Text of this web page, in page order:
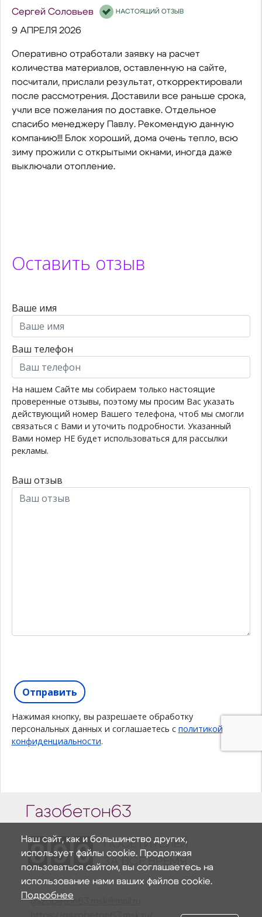
Сергей Соловьев НАСТОЯЩИЙ ОТЗЫВ
9 АПРЕЛЯ 2026
Оперативно отработали заявку на расчет
количества материалов, оставленную на сайте,
посчитали, прислали результат, откорректировали
после рассмотрения. Доставили все раньше срока,
учли все пожелания по доставке. Отдельное
спасибо менеджеру Павлу. Рекомендую данную
компанию!!! Блок хороший, дома очень тепло, всю
зиму прожили с открытыми окнами, иногда даже
выключали отопление.
Газобетон63
8 9 0
ПОСЕТИТЕЛЕЙ
ЗА ВСЕ ВРЕМЯ
gazobeton63.msk@mail.ru
Наш сайт, как и большинство других,
использует файлы cookie. Продолжая
пользоваться сайтом, вы соглашаетесь на
использование нами ваших файлов cookie.
Подробнее